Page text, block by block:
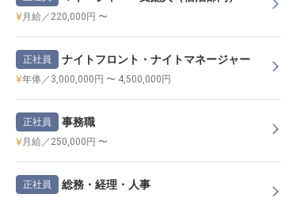
月給／220,000円 〜
正社員 ナイトフロント・ナイトマネージャー
年俸／3,000,000円 〜 4,500,000円
正社員 事務職
月給／250,000円 〜
正社員 総務・経理・人事